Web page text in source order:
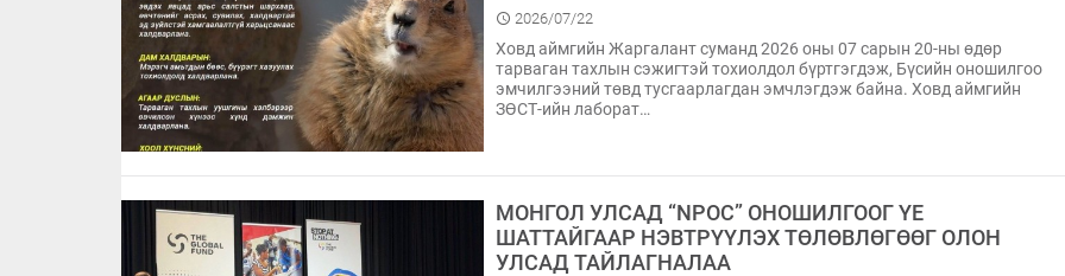
2026/07/22
Ховд аймгийн Жаргалант суманд 2026 оны 07 сарын 20-ны өдөр
тарваган тахлын сэжигтэй тохиолдол бүртгэгдэж, Бүсийн оношилгоо
эмчилгээний төвд тусгаарлагдан эмчлэгдэж байна. Ховд аймгийн
ЗӨСТ-ийн лаборат…
МОНГОЛ УЛСАД “NPOC” ОНОШИЛГООГ ҮЕ
ШАТТАЙГААР НЭВТРҮҮЛЭХ ТӨЛӨВЛӨГӨӨГ ОЛОН
УЛСАД ТАЙЛАГНАЛАА